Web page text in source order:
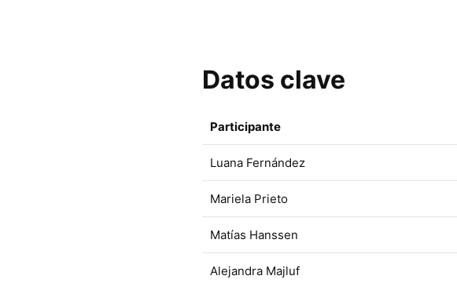
Datos clave
Participante
Luana Fernández
Mariela Prieto
Matías Hanssen
Alejandra Majluf